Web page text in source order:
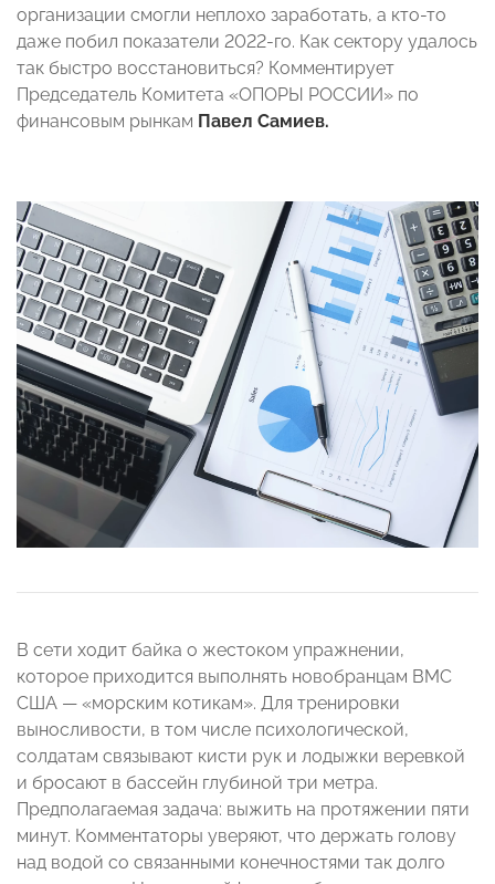
организации смогли неплохо заработать, а кто-то
даже побил показатели 2022-го. Как сектору удалось
так быстро восстановиться? Комментирует
Председатель Комитета «ОПОРЫ РОССИИ» по
финансовым рынкам Павел Самиев.
В сети ходит байка о жестоком упражнении,
которое приходится выполнять новобранцам ВМС
США — «морским котикам». Для тренировки
выносливости, в том числе психологической,
солдатам связывают кисти рук и лодыжки веревкой
и бросают в бассейн глубиной три метра.
Предполагаемая задача: выжить на протяжении пяти
минут. Комментаторы уверяют, что держать голову
над водой со связанными конечностями так долго